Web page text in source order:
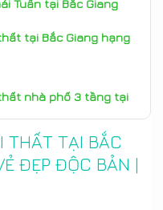
Tuấn tại Bắc Giang
tại Bắc Giang hạng
nhà phố 3 tầng tại
trọn gói
kế thi công nội thất
THẤT TẠI BẮC
ĐẸP ĐỘC BẢN |